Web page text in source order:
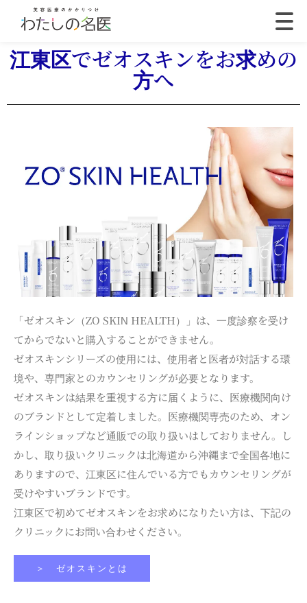
江東区でゼオスキンをお求めの
方へ
「ゼオスキン（ZO SKIN HEALTH）」は、一度診察を受け
てからでないと購入することができません。
ゼオスキンシリーズの使用には、使用者と医者が対話する環
境や、専門家とのカウンセリングが必要となります。
ゼオスキンは結果を重視する方に届くように、医療機関向け
のブランドとして定着しました。医療機関専売のため、オン
ラインショップなど通販での取り扱いはしておりません。し
かし、取り扱いクリニックは北海道から沖縄まで全国各地に
ありますので、江東区に住んでいる方でもカウンセリングが
受けやすいブランドです。
江東区で初めてゼオスキンをお求めになりたい方は、下記の
クリニックにお問い合わせください。
＞ ゼオスキンとは